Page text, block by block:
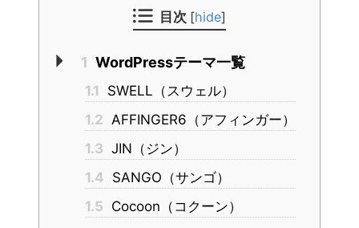
目次 [hide]
1 WordPressテーマ一覧
1.1
SWELL（スウェル）
1.2 AFFINGER6（アフィンガー）
1.3 JIN（ジン）
1.4 SANGO（サンゴ）
1.5 Cocoon（コクーン）